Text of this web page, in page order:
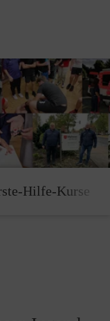
Hilfe-Kurse